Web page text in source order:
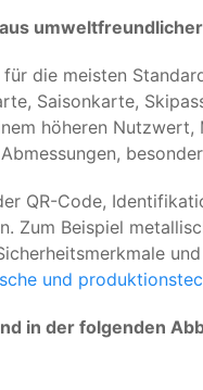
die meisten
Saisonkarte,
höheren
QR-Code,
Beispiel
und
in der folgenden